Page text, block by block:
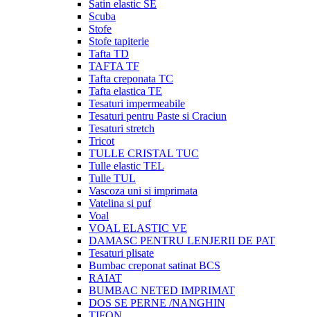
Satin elastic SE
Scuba
Stofe
Stofe tapiterie
Tafta TD
TAFTA TF
Tafta creponata TC
Tafta elastica TE
Tesaturi impermeabile
Tesaturi pentru Paste si Craciun
Tesaturi stretch
Tricot
TULLE CRISTAL TUC
Tulle elastic TEL
Tulle TUL
Vascoza uni si imprimata
Vatelina si puf
Voal
VOAL ELASTIC VE
DAMASC PENTRU LENJERII DE PAT
Tesaturi plisate
Bumbac creponat satinat BCS
RAIAT
BUMBAC NETED IMPRIMAT
DOS SE PERNE /NANGHIN